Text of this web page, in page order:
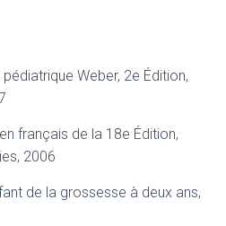
Weber, 2e Édition,
français de la 18e Édition,
2006
de la grossesse à deux ans,